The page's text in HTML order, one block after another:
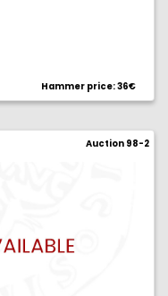
Hammer price: 36€
Auction 98-2